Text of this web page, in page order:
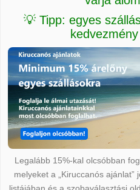
💡 Tipp: egyes
Legalább 15%-kal olcsóbban
melyeket a „Kiruccanós